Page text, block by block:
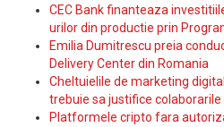
CEC Bank finanteaza
urilor din productie prin
Emilia Dumitrescu preia
Delivery Center din Romania
Cheltuielile de marketing
trebuie sa justifice colaborarile
Platformele cripto fara